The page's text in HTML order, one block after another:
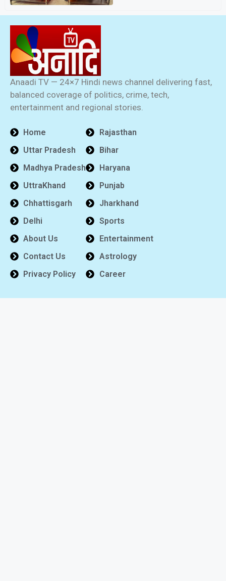
Anaadi TV — 24×7 Hindi news channel delivering fast,
balanced coverage of politics, crime, tech,
entertainment and regional stories.
Home
Uttar Pradesh
Madhya Pradesh
UttraKhand
Chhattisgarh
Delhi
About Us
Contact Us
Privacy Policy
Rajasthan
Bihar
Haryana
Punjab
Jharkhand
Sports
Entertainment
Astrology
Career